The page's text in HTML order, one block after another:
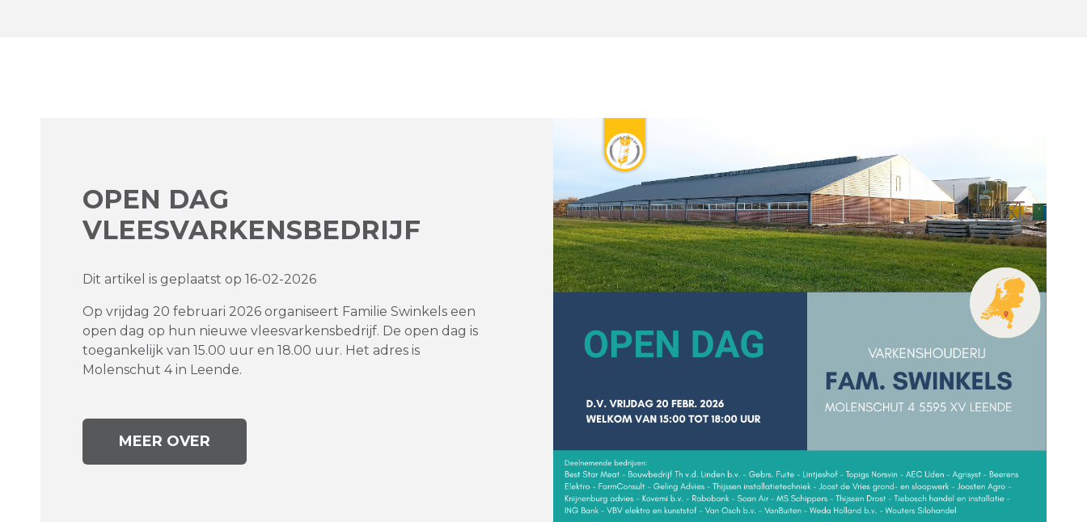
OPEN DAG
VLEESVARKENSBEDRIJF
Dit artikel is geplaatst op 16-02-2026
Op vrijdag 20 februari 2026 organiseert Familie Swinkels een
open dag op hun nieuwe vleesvarkensbedrijf. De open dag is
toegankelijk van 15.00 uur en 18.00 uur. Het adres is
Molenschut 4 in Leende.
MEER OVER